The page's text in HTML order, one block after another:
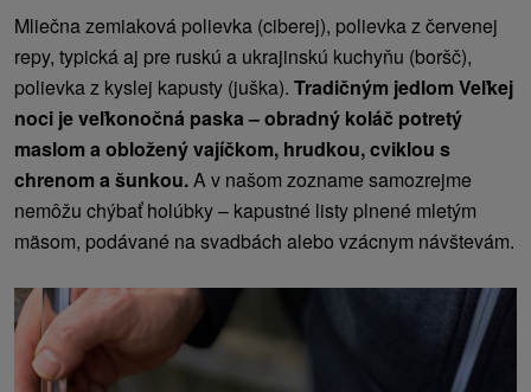
Mliečna zemiaková polievka (ciberej), polievka z červenej
repy, typická aj pre ruskú a ukrajinskú kuchyňu (boršč),
polievka z kyslej kapusty (juška). Tradičným jedlom Veľkej
noci je veľkonočná paska – obradný koláč potretý
maslom a obložený vajíčkom, hrudkou, cviklou s
chrenom a šunkou.A v našom zozname samozrejme
nemôžu chýbať holúbky – kapustné listy plnené mletým
mäsom, podávané na svadbách alebo vzácnym návštevám.